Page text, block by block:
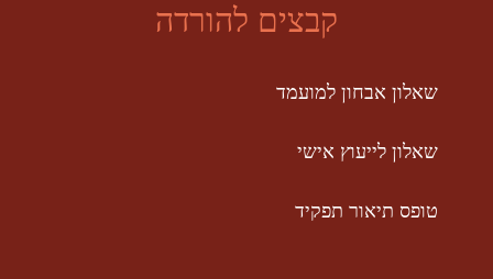
קבצים להורדה
שאלון אבחון למועמד
שאלון לייעוץ אישי
טופס תיאור תפקיד